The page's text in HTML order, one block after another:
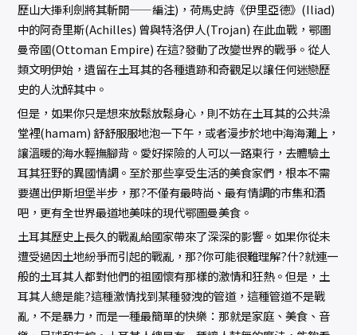
歷山大揮利劍將其斬開——編注)，荷馬史詩《伊里亞德》(Iliad)
中的阿奇里斯(Achilles) 曾與特洛伊人(Trojan) 在此血戰，鄂圖
曼帝國(Ottoman Empire) 在這?發動了改變世界的戰爭。從人
類文明伊始，遺留在土耳其的各種遺跡和奇觀足以讓任何迷戀歷
史的人沈醉其中。
但是，如果你只是想來放鬆放鬆身心，則不妨在土耳其的公共澡
堂裡(hamam) 舒舒服服地泡一下午，或者漫步於地中海海灘上，
讓溫暖的海水輕撫腳背。愛好探險的人可以一路東行，去體驗土
耳其狂野的異國情調。至於那些享受生活的美食家們，根本不需
要邁出伊斯坦堡半步，那?不僅有最時尚、最有情調的市集和酒
吧，更有全世界最道地美味的現代鄂圖曼美食。
土耳其歷史上長久的戰亂給國家帶來了深深的影響。如果你從未
遭受過因土地紛爭而引起的戰亂，那?你可能很難理解?什?就連一
般的土耳其人都對他們的祖國懷有那樣的激情和狂熱。但是，土
耳其人總是能?這種激情找到某種發洩的管道，這種管道不是戰
亂，不是暴力，而是一種最簡單的快樂：那就是家庭、美食、音